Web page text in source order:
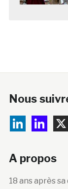
Nous
A propos
18 ans après